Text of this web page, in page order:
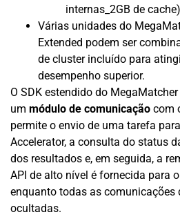
internas_2GB de
Várias unidades do
Extended podem ser
de cluster incluído para
desempenho superior.
O SDK estendido do
um módulo de comunicação com
permite o envio de uma tarefa
Accelerator, a consulta do status
dos resultados e, em seguida, a
API de alto nível é fornecida para
enquanto todas as comunicações
ocultadas.